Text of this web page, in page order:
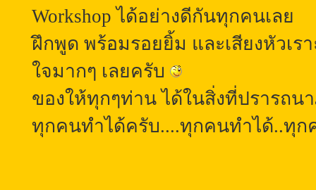
Workshop ได้อย่างดีกันทุกคนเลย
ฝึกพูด พร้อมรอยยิ้ม และเสียงหัวเ
ใจมากๆ เลยครับ
ของให้ทุกๆท่าน ได้ในสิ่งที่ปรารถน
ทุกคนทำได้ครับ....ทุกคนทำได้..ทุก